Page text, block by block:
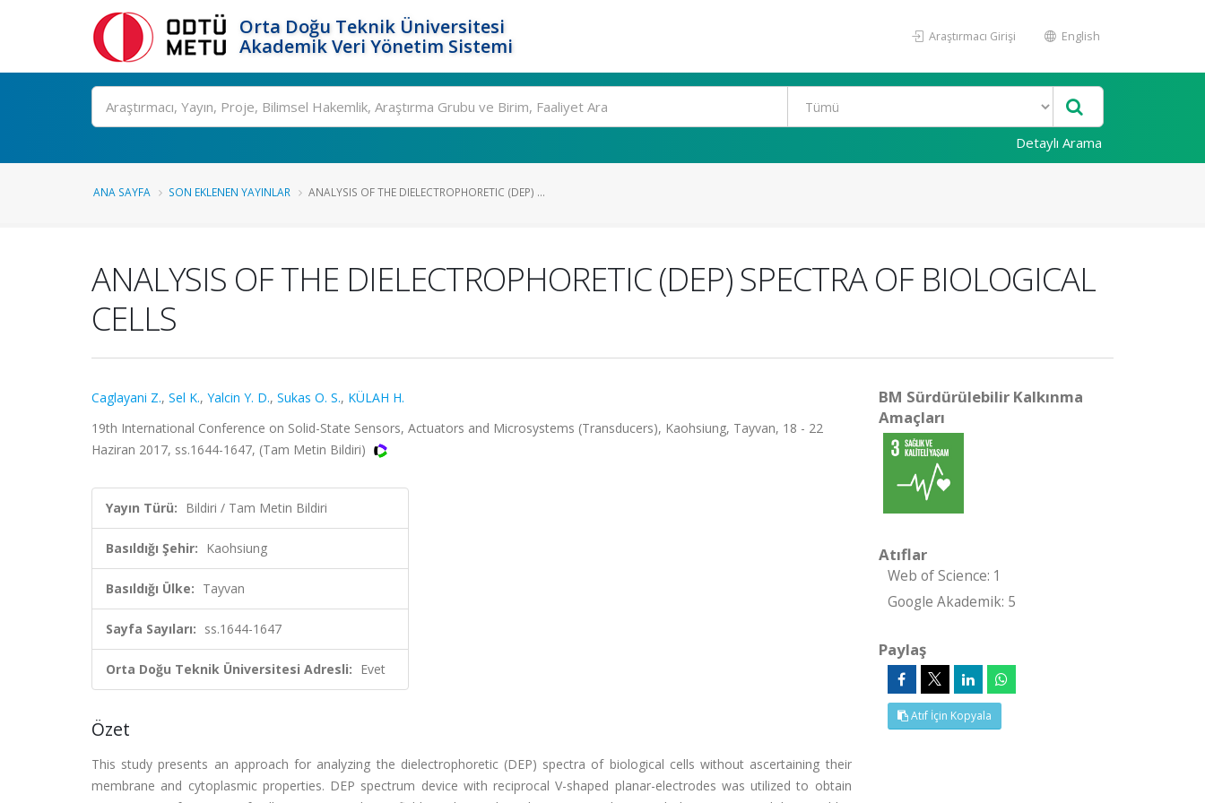
Orta Doğu Teknik Üniversitesi
Akademik Veri Yönetim Sistemi
Araştırmacı Girişi English
Ara
Detaylı Arama
ANA SAYFA SON EKLENEN YAYINLAR ANALYSIS OF THE DIELECTROPHORETIC (DEP) ...
ANALYSIS OF THE DIELECTROPHORETIC (DEP) SPECTRA OF BIOLOGICAL
CELLS
Caglayani Z., Sel K., Yalcin Y. D., Sukas O. S., KÜLAH H.
19th International Conference on Solid-State Sensors, Actuators and Microsystems (Transducers), Kaohsiung, Tayvan, 18 - 22
Haziran 2017, ss.1644-1647, (Tam Metin Bildiri)
Yayın Türü: Bildiri / Tam Metin Bildiri
Basıldığı Şehir: Kaohsiung
Basıldığı Ülke: Tayvan
Sayfa Sayıları: ss.1644-1647
Orta Doğu Teknik Üniversitesi Adresli: Evet
Özet
This study presents an approach for analyzing the dielectrophoretic (DEP) spectra of biological cells without ascertaining their
membrane and cytoplasmic properties. DEP spectrum device with reciprocal V-shaped planar-electrodes was utilized to obtain
BM Sürdürülebilir Kalkınma
Amaçları
Atıflar
Web of Science: 1
Google Akademik: 5
Paylaş
Atıf İçin Kopyala